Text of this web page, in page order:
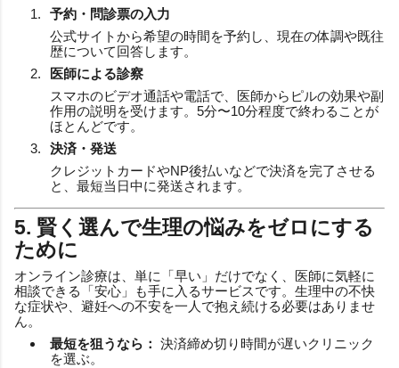
予約・問診票の入力
公式サイトから希望の時間を予約し、現在の体調や既往
歴について回答します。
医師による診察
スマホのビデオ通話や電話で、医師からピルの効果や副
作用の説明を受けます。5分〜10分程度で終わることが
ほとんどです。
決済・発送
クレジットカードやNP後払いなどで決済を完了させる
と、最短当日中に発送されます。
5. 賢く選んで生理の悩みをゼロにする
ために
オンライン診療は、単に「早い」だけでなく、医師に気軽に
相談できる「安心」も手に入るサービスです。生理中の不快
な症状や、避妊への不安を一人で抱え続ける必要はありませ
ん。
最短を狙うなら： 決済締め切り時間が遅いクリニック
を選ぶ。